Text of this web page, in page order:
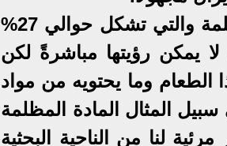
وبالمثل فإن علماء الفلك عندما يذكرون لغز المادة المظلمة والتي تشكل حوالي 27%
يمكن رؤيتها مباشرةً لكن
الطعام وما يحتويه من مواد
المثال المادة المظلمة
لنا من الناحية البحثية